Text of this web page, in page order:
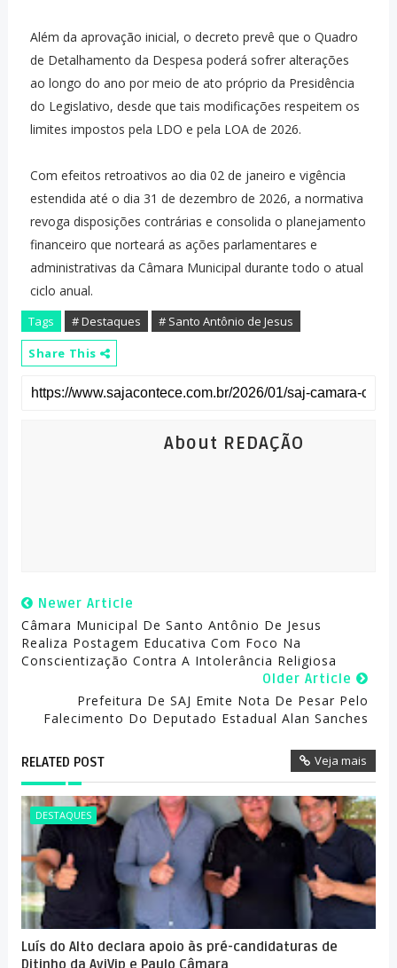
Além da aprovação inicial, o decreto prevê que o Quadro
de Detalhamento da Despesa poderá sofrer alterações
ao longo do ano por meio de ato próprio da Presidência
do Legislativo, desde que tais modificações respeitem os
limites impostos pela LDO e pela LOA de 2026.
Com efeitos retroativos ao dia 02 de janeiro e vigência
estendida até o dia 31 de dezembro de 2026, a normativa
revoga disposições contrárias e consolida o planejamento
financeiro que norteará as ações parlamentares e
administrativas da Câmara Municipal durante todo o atual
ciclo anual.
Tags # Destaques
# Santo Antônio de Jesus
Share This
About REDAÇÃO
Newer Article
Câmara Municipal De Santo Antônio De Jesus
Realiza Postagem Educativa Com Foco Na
Conscientização Contra A Intolerância Religiosa
Older Article
Prefeitura De SAJ Emite Nota De Pesar Pelo
Falecimento Do Deputado Estadual Alan Sanches
RELATED POST Veja mais
DESTAQUES
Luís do Alto declara apoio às pré-candidaturas de
Ditinho da AviVip e Paulo Câmara